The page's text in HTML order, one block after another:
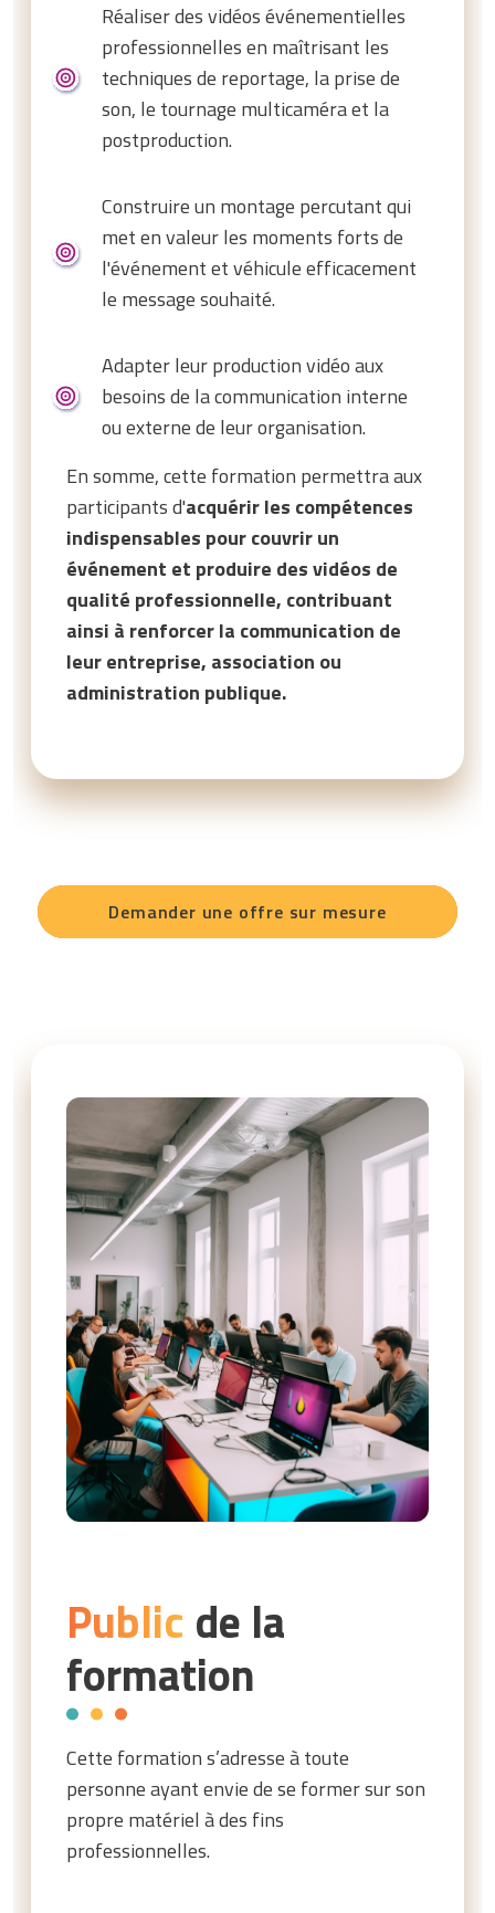
Réaliser des vidéos événementielles
professionnelles en maîtrisant les
techniques de reportage, la prise de
son, le tournage multicaméra et la
postproduction.
Construire un montage percutant qui
met en valeur les moments forts de
l'événement et véhicule efficacement
le message souhaité.
Adapter leur production vidéo aux
besoins de la communication interne
ou externe de leur organisation.
En somme, cette formation permettra aux
participants d'acquérir les compétences
indispensables pour couvrir un
événement et produire des vidéos de
qualité professionnelle, contribuant
ainsi à renforcer la communication de
leur entreprise, association ou
administration publique.
Demander une offre sur mesure
Public de la
formation
Cette formation s’adresse à toute
personne ayant envie de se former sur son
propre matériel à des fins
professionnelles.